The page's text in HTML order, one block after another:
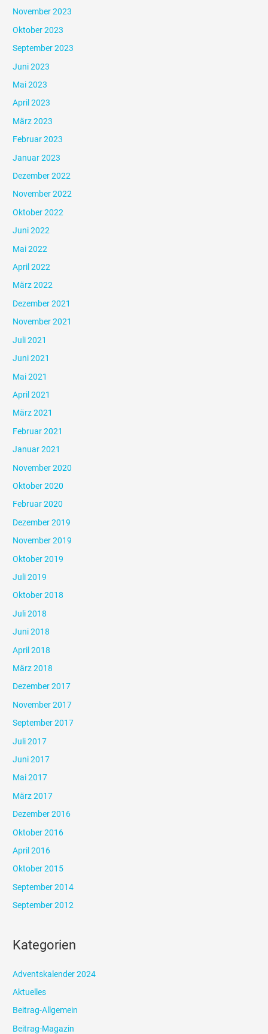
November 2023
Oktober 2023
September 2023
Juni 2023
Mai 2023
April 2023
März 2023
Februar 2023
Januar 2023
Dezember 2022
November 2022
Oktober 2022
Juni 2022
Mai 2022
April 2022
März 2022
Dezember 2021
November 2021
Juli 2021
Juni 2021
Mai 2021
April 2021
März 2021
Februar 2021
Januar 2021
November 2020
Oktober 2020
Februar 2020
Dezember 2019
November 2019
Oktober 2019
Juli 2019
Oktober 2018
Juli 2018
Juni 2018
April 2018
März 2018
Dezember 2017
November 2017
September 2017
Juli 2017
Juni 2017
Mai 2017
März 2017
Dezember 2016
Oktober 2016
April 2016
Oktober 2015
September 2014
September 2012
Kategorien
Adventskalender 2024
Aktuelles
Beitrag-Allgemein
Beitrag-Magazin